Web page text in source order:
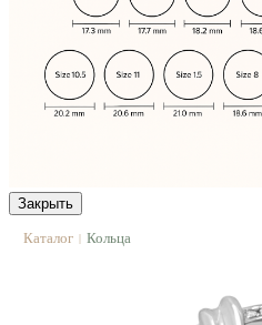
Закрыть
Каталог | Кольца